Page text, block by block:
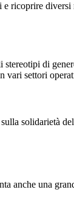
ricoprire
di
vari settori
solidarietà
anche una